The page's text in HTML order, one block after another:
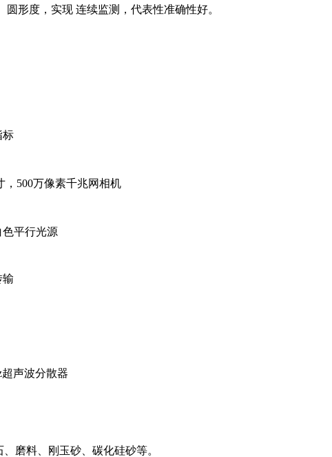
形度，实现 连续监测，代表性准确性好。
标
，500万像素千兆网相机
色平行光源
输
声波分散器
磨料、刚玉砂、碳化硅砂等。